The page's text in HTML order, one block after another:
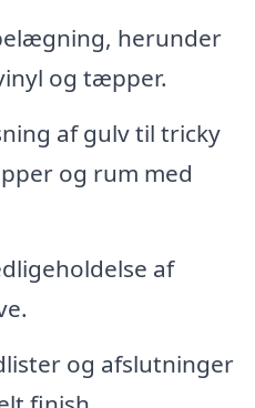
herunder
og tæpper.
af gulv til tricky
og rum med
af
og afslutninger